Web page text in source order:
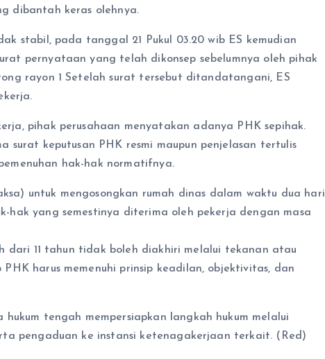
dibantah keras olehnya.
stabil, pada tanggal 21 Pukul 03.20 wib ES kemudian
pernyataan yang telah dikonsep sebelumnya oleh pihak
rayon 1 Setelah surat tersebut ditandatangani, ES
pihak perusahaan menyatakan adanya PHK sepihak.
surat keputusan PHK resmi maupun penjelasan tertulis
hak-hak normatifnya.
untuk mengosongkan rumah dinas dalam waktu dua hari
hak yang semestinya diterima oleh pekerja dengan masa
dari 11 tahun tidak boleh diakhiri melalui tekanan atau
harus memenuhi prinsip keadilan, objektivitas, dan
tengah mempersiapkan langkah hukum melalui
pengaduan ke instansi ketenagakerjaan terkait. (Red)